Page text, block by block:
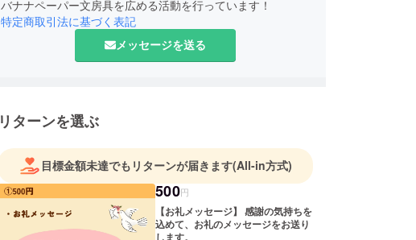
バナナペーパー文房具を広める活動を行っています！
特定商取引法に基づく表記
メッセージを送る
リターンを選ぶ
目標金額未達でもリターンが届きます(All-in方式)
500円
【お礼メッセージ】 感謝の気持ちを
込めて、お礼のメッセージをお送り
します。